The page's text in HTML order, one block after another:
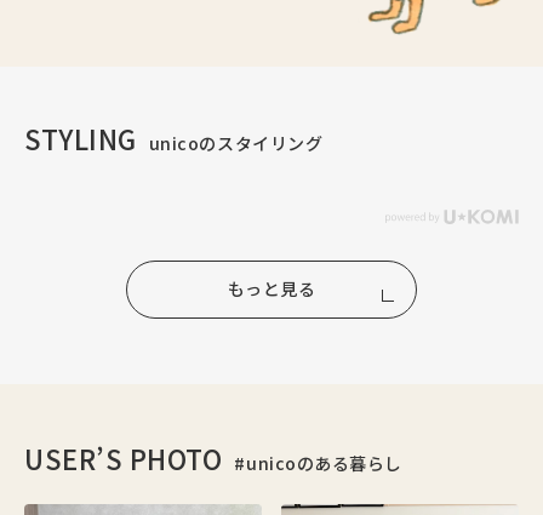
STYLING unicoのスタイリング
もっと見る
USER’S PHOTO #unicoのある暮らし